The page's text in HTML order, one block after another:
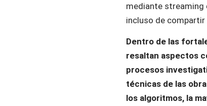
mediante streaming
incluso de
Dentro de las
resaltan aspectos
procesos
técnicas de las
los algoritmos, la